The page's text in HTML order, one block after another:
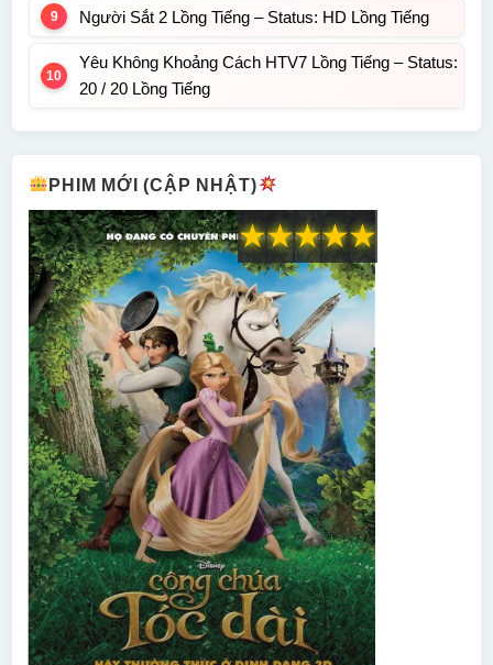
Người Sắt 2 Lồng Tiếng – Status: HD Lồng Tiếng
Yêu Không Khoảng Cách HTV7 Lồng Tiếng – Status:
20 / 20 Lồng Tiếng
PHIM MỚI (CẬP NHẬT)
★
★
★
★
★